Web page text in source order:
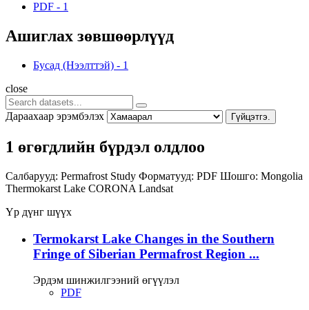
PDF - 1
Ашиглах зөвшөөрлүүд
Бусад (Нээлттэй) - 1
close
Дараахаар эрэмбэлэх Гүйцэтгэ.
1 өгөгдлийн бүрдэл олдлоо
Салбарууд: Permafrost Study Форматууд: PDF Шошго: Mongolia
Thermokarst Lake CORONA Landsat
Үр дүнг шүүх
Termokarst Lake Changes in the Southern
Fringe of Siberian Permafrost Region ...
Эрдэм шинжилгээний өгүүлэл
PDF